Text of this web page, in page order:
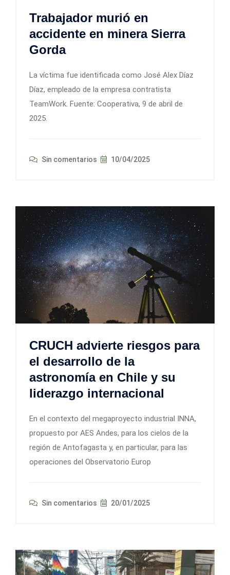
Trabajador murió en
accidente en minera Sierra
Gorda
La víctima fue identificada como José Alex Díaz
Díaz, empleado de la empresa contratista
TeamWork. Fuente: Cooperativa, 9 de abril de
2025.
Sin comentarios 10/04/2025
CRUCH advierte riesgos para
el desarrollo de la
astronomía en Chile y su
liderazgo internacional
En el contexto del megaproyecto industrial INNA,
propuesto por AES Andes, para los cielos de la
región de Antofagasta y, en particular, para las
operaciones del Observatorio Europ
Sin comentarios 20/01/2025